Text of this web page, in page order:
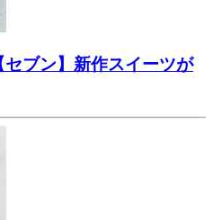
ブン】新作スイーツが